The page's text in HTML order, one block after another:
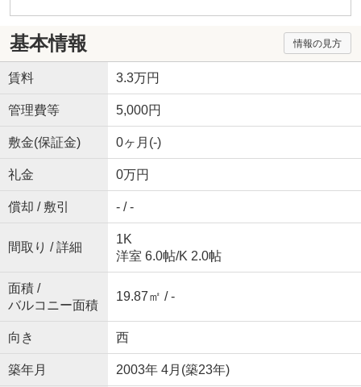
基本情報 情報の見方
賃料 3.3万円
管理費等 5,000円
敷金(保証金) 0ヶ月(-)
礼金 0万円
償却 / 敷引 - / -
間取り / 詳細
1K
洋室 6.0帖/K 2.0帖
面積 /
バルコニー面積
19.87㎡ / -
向き 西
築年月 2003年 4月(築23年)